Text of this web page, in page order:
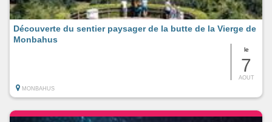
le
7
AOUT
Découverte du sentier paysager de la butte de la Vierge de
Monbahus
MONBAHUS